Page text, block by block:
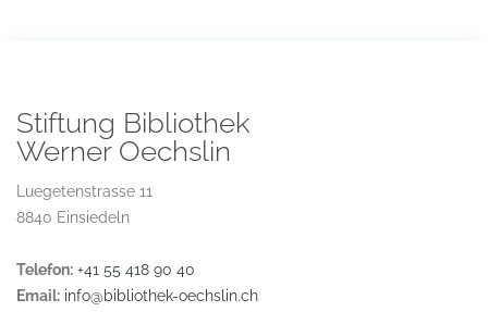
Stiftung Bibliothek
Werner Oechslin
Luegetenstrasse 11
8840 Einsiedeln
Telefon: +41 55 418 90 40
Email: info@bibliothek-oechslin.ch